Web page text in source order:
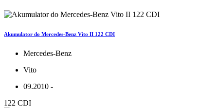
Akumulator do Mercedes-Benz Vito II 122 CDI
Mercedes-Benz
Vito
09.2010 -
122 CDI